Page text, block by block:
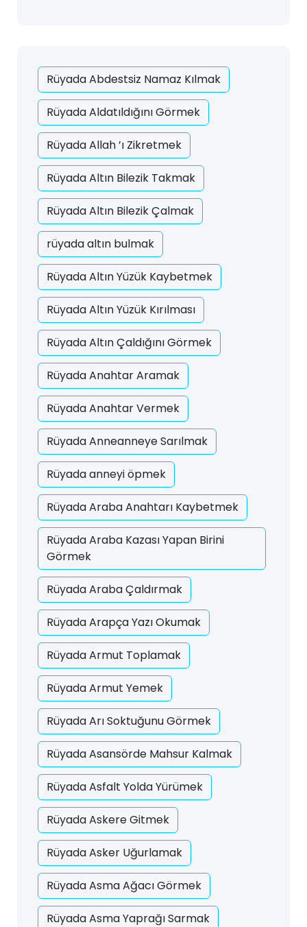
Rüyada Abdestsiz Namaz Kılmak
Rüyada Aldatıldığını Görmek
Rüyada Allah ’ı Zikretmek
Rüyada Altın Bilezik Takmak
Rüyada Altın Bilezik Çalmak
rüyada altın bulmak
Rüyada Altın Yüzük Kaybetmek
Rüyada Altın Yüzük Kırılması
Rüyada Altın Çaldığını Görmek
Rüyada Anahtar Aramak
Rüyada Anahtar Vermek
Rüyada Anneanneye Sarılmak
Rüyada anneyi öpmek
Rüyada Araba Anahtarı Kaybetmek
Rüyada Araba Kazası Yapan Birini
Görmek
Rüyada Araba Çaldırmak
Rüyada Arapça Yazı Okumak
Rüyada Armut Toplamak
Rüyada Armut Yemek
Rüyada Arı Soktuğunu Görmek
Rüyada Asansörde Mahsur Kalmak
Rüyada Asfalt Yolda Yürümek
Rüyada Askere Gitmek
Rüyada Asker Uğurlamak
Rüyada Asma Ağacı Görmek
Rüyada Asma Yaprağı Sarmak